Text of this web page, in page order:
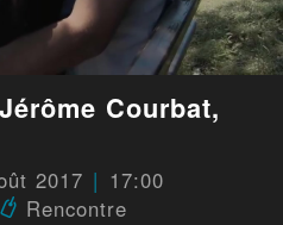
Courbat,
2017
17:00
Rencontre